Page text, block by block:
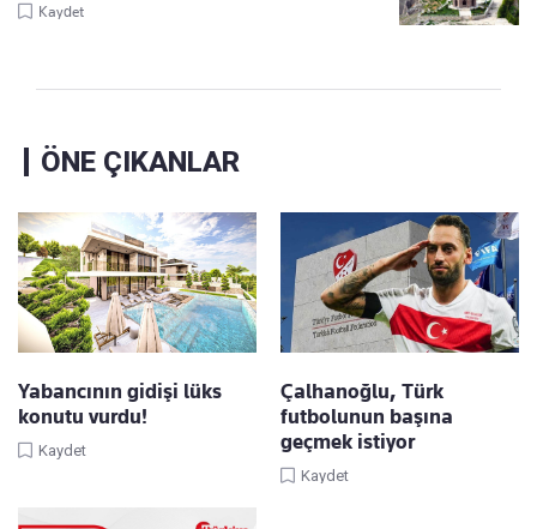
Kaydet
ÖNE ÇIKANLAR
Yabancının gidişi lüks
konutu vurdu!
Kaydet
Çalhanoğlu, Türk
futbolunun başına
geçmek istiyor
Kaydet